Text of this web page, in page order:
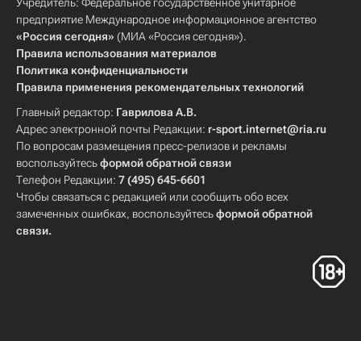
предприятие Международное информационное агентство
«Россия сегодня» (МИА «Россия сегодня»).
Правила использования материалов
Политика конфиденциальности
Правила применения рекомендательных технологий
Главный редактор: Гаврилова А.В.
Адрес электронной почты Редакции: r-sport.internet@ria.ru
По вопросам размещения пресс-релизов и рекламы
воспользуйтесьформой обратной связи
Телефон Редакции: 7 (495) 645-6601
Чтобы связаться с редакцией или сообщить обо всех
замеченных ошибках, воспользуйтесьформой обратной
связи.